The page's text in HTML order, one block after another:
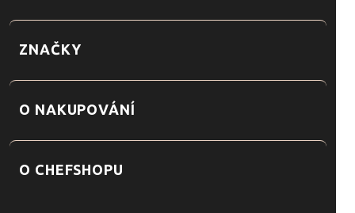
ZNAČKY
O NAKUPOVÁNÍ
O CHEFSHOPU